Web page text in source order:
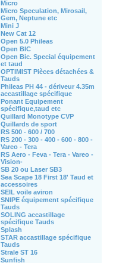
Micro
Micro Speculation, Mirosail,
Gem, Neptune etc
Mini J
New Cat 12
Open 5.0 Phileas
Open BIC
Open Bic. Special équipement
et taud
OPTIMIST Pièces détachées &
Tauds
Phileas PH 44 - dériveur 4.35m
accastillage spécifique
Ponant Equipement
spécifique,taud etc
Quillard Monotype CVP
Quillards de sport
RS 500 - 600 / 700
RS 200 - 300 - 400 - 600 - 800 -
Vareo - Tera
RS Aero - Feva - Tera - Vareo -
Vision-
SB 20 ou Laser SB3
Sea Scape 18 First 18' Taud et
accessoires
SEIL voile aviron
SNIPE équipement spécifique
Tauds
SOLING accastillage
spécifique Tauds
Splash
STAR accastillage spécifique
Tauds
Strale ST 16
Sunfish